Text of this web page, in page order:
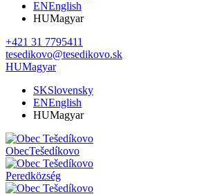
ENEnglish
HUMagyar
+421 31 7795411
tesedikovo@tesedikovo.sk
HUMagyar
SKSlovensky
ENEnglish
HUMagyar
ObecTešedíkovo
Peredközség